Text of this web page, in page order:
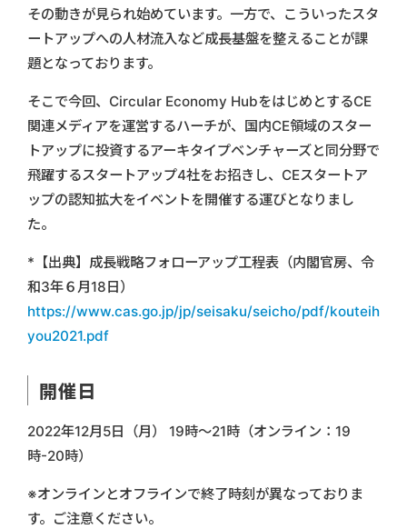
その動きが見られ始めています。一方で、こういったスタ
ートアップへの人材流入など成長基盤を整えることが課
題となっております。
そこで今回、Circular Economy HubをはじめとするCE
関連メディアを運営するハーチが、国内CE領域のスター
トアップに投資するアーキタイプベンチャーズと同分野で
飛躍するスタートアップ4社をお招きし、CEスタートア
ップの認知拡大をイベントを開催する運びとなりまし
た。
*【出典】成長戦略フォローアップ工程表（内閣官房、令
和3年６月18日）
https://www.cas.go.jp/jp/seisaku/seicho/pdf/kouteih
you2021.pdf
開催日
2022年12月5日（月） 19時〜21時（オンライン：19
時-20時）
※オンラインとオフラインで終了時刻が異なっておりま
す。ご注意ください。